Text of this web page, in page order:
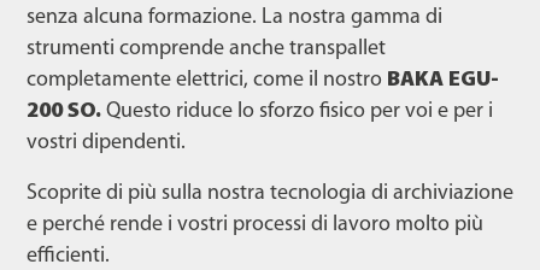
senza alcuna formazione. La nostra gamma di
strumenti comprende anche transpallet
completamente elettrici, come il nostro BAKA EGU-
200 SO. Questo riduce lo sforzo fisico per voi e per i
vostri dipendenti.
Scoprite di più sulla nostra tecnologia di archiviazione
e perché rende i vostri processi di lavoro molto più
efficienti.